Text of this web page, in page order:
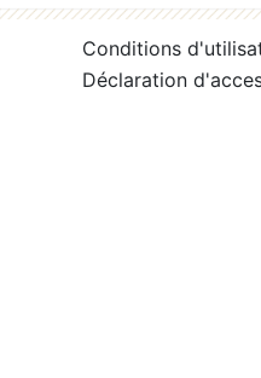
Conditions
Déclaration